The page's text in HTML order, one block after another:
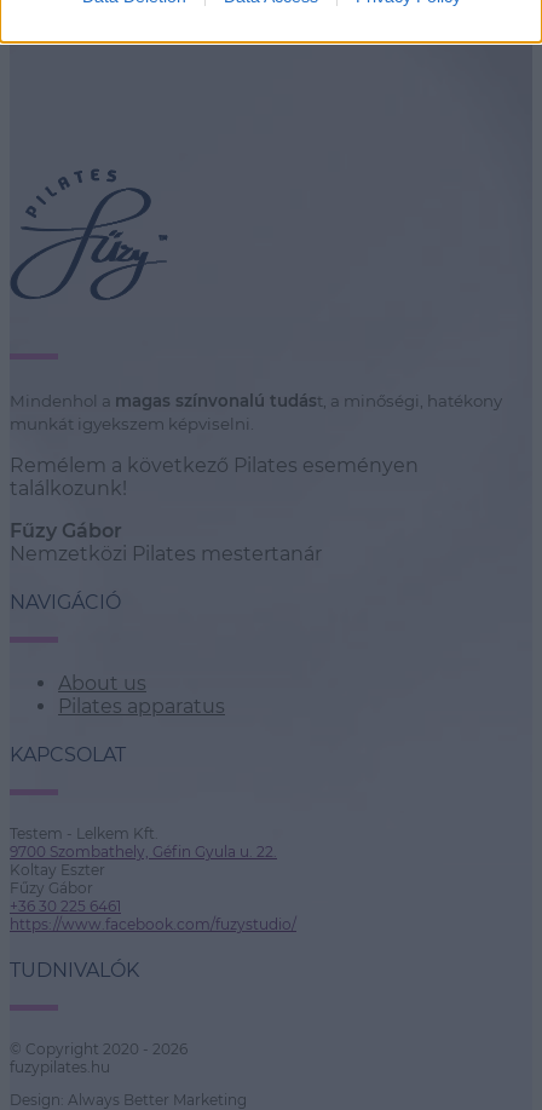
Stúdiók
Mindenhol a magas színvonalú tudást, a minőségi, hatékony
munkát igyekszem képviselni.
Remélem a következő Pilates eseményen
találkozunk!
Fűzy Gábor
Nemzetközi Pilates mestertanár
NAVIGÁCIÓ
About us
Pilates apparatus
KAPCSOLAT
Testem - Lelkem Kft.
9700 Szombathely, Géfin Gyula u. 22.
Koltay Eszter
Fűzy Gábor
+36 30 225 6461
https://www.facebook.com/fuzystudio/
TUDNIVALÓK
© Copyright 2020 - 2026
fuzypilates.hu
Design: Always Better Marketing